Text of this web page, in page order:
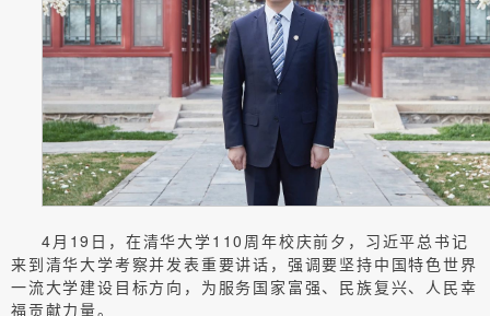
4月19日，在清华大学110周年校庆前夕，习近平总书记
来到清华大学考察并发表重要讲话，强调要坚持中国特色世界
一流大学建设目标方向，为服务国家富强、民族复兴、人民幸
福贡献力量。